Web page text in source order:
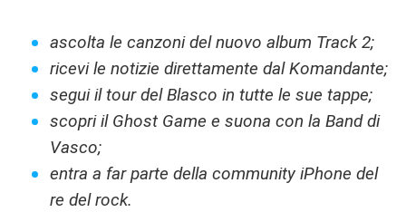
ascolta le canzoni del nuovo album Track 2;
ricevi le notizie direttamente dal Komandante;
segui il tour del Blasco in tutte le sue tappe;
scopri il Ghost Game e suona con la Band di
Vasco;
entra a far parte della community iPhone del
re del rock.